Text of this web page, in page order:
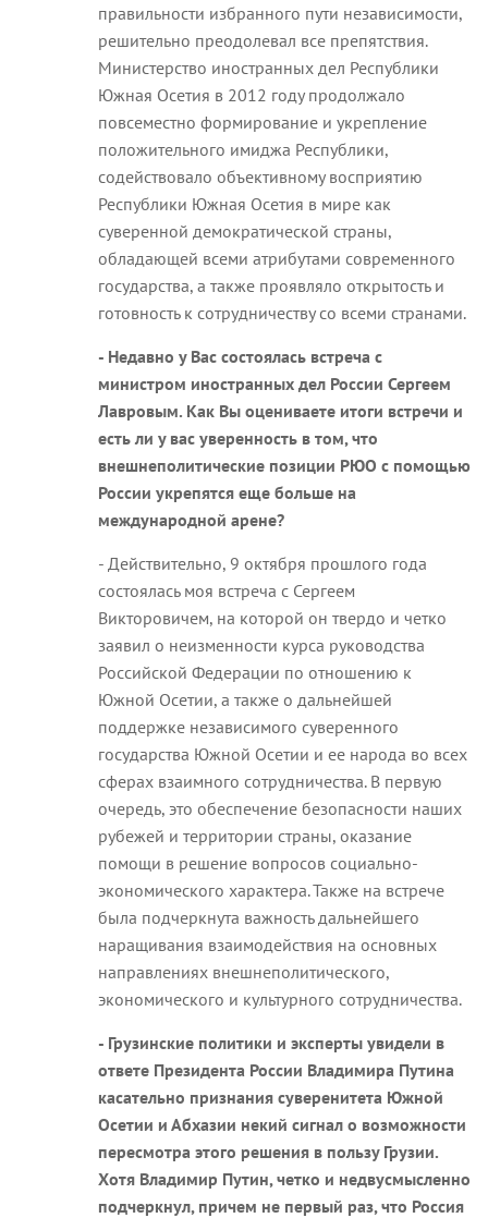
правильности избранного пути независимости,
решительно преодолевал все препятствия.
Министерство иностранных дел Республики
Южная Осетия в 2012 году продолжало
повсеместно формирование и укрепление
положительного имиджа Республики,
содействовало объективному восприятию
Республики Южная Осетия в мире как
суверенной демократической страны,
обладающей всеми атрибутами современного
государства, а также проявляло открытость и
готовность к сотрудничеству со всеми странами.
- Недавно у Вас состоялась встреча с
министром иностранных дел России Сергеем
Лавровым. Как Вы оцениваете итоги встречи и
есть ли у вас уверенность в том, что
внешнеполитические позиции РЮО с помощью
России укрепятся еще больше на
международной арене?
- Действительно, 9 октября прошлого года
состоялась моя встреча с Сергеем
Викторовичем, на которой он твердо и четко
заявил о неизменности курса руководства
Российской Федерации по отношению к
Южной Осетии, а также о дальнейшей
поддержке независимого суверенного
государства Южной Осетии и ее народа во всех
сферах взаимного сотрудничества. В первую
очередь, это обеспечение безопасности наших
рубежей и территории страны, оказание
помощи в решение вопросов социально-
экономического характера. Также на встрече
была подчеркнута важность дальнейшего
наращивания взаимодействия на основных
направлениях внешнеполитического,
экономического и культурного сотрудничества.
- Грузинские политики и эксперты увидели в
ответе Президента России Владимира Путина
касательно признания суверенитета Южной
Осетии и Абхазии некий сигнал о возможности
пересмотра этого решения в пользу Грузии.
Хотя Владимир Путин, четко и недвусмысленно
подчеркнул, причем не первый раз, что Россия